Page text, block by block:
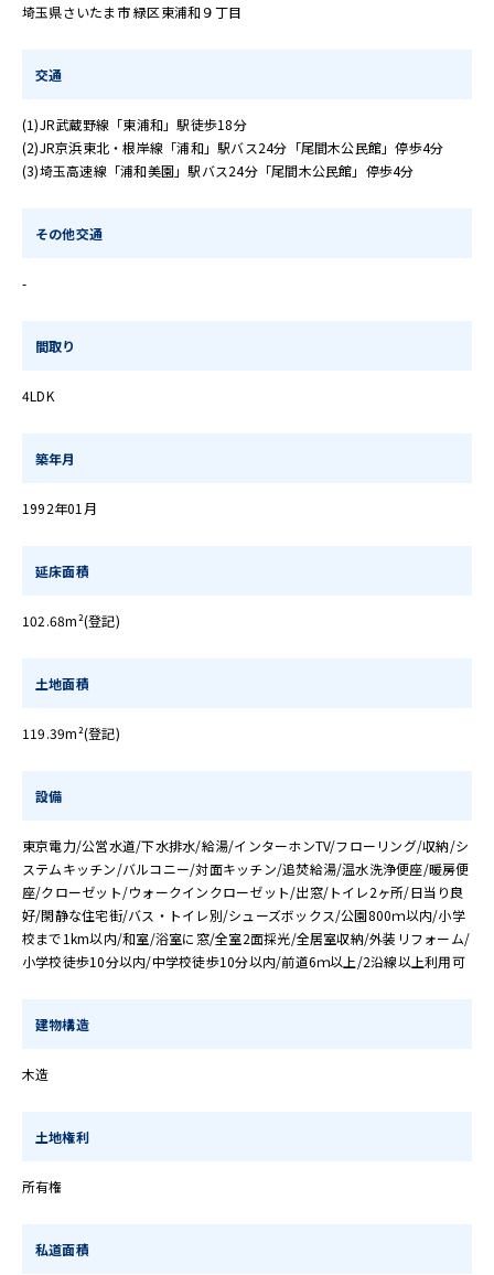
埼玉県さいたま市 緑区東浦和９丁目
交通
(1)JR武蔵野線「東浦和」駅徒歩18分
(2)JR京浜東北・根岸線「浦和」駅バス24分「尾間木公民館」停歩4分
(3)埼玉高速線「浦和美園」駅バス24分「尾間木公民館」停歩4分
その他交通
-
間取り
4LDK
築年月
1992年01月
延床面積
102.68m²(登記)
土地面積
119.39m²(登記)
設備
東京電力/公営水道/下水排水/給湯/インターホンTV/フローリング/収納/シ
ステムキッチン/バルコニー/対面キッチン/追焚給湯/温水洗浄便座/暖房便
座/クローゼット/ウォークインクローゼット/出窓/トイレ2ヶ所/日当り良
好/閑静な住宅街/バス・トイレ別/シューズボックス/公園800ｍ以内/小学
校まで1km以内/和室/浴室に窓/全室2面採光/全居室収納/外装リフォーム/
小学校徒歩10分以内/中学校徒歩10分以内/前道6ｍ以上/2沿線以上利用可
建物構造
木造
土地権利
所有権
私道面積